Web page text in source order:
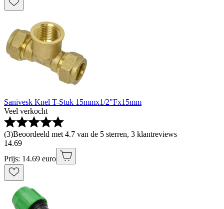
Sanivesk Knel T-Stuk 15mmx1/2"Fx15mm
Veel verkocht
(3)Beoordeeld met 4.7 van de 5 sterren, 3 klantreviews
14.69
Prijs: 14.69 euro